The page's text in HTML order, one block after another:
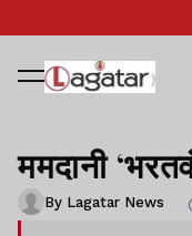
ममदानी
By Lagatar News